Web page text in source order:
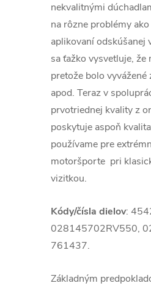
nekvalitnými
na rôzne problémy
aplikovaní odskúšanej
sa ťažko vysvetluje,
pretože bolo
apod. Teraz v
prvotriednej kvality z
poskytuje aspoň
používame pre
motoršporte pri
vizitkou.
Kódy/čísla dielov:
028145702RV550,
761437.
Základným